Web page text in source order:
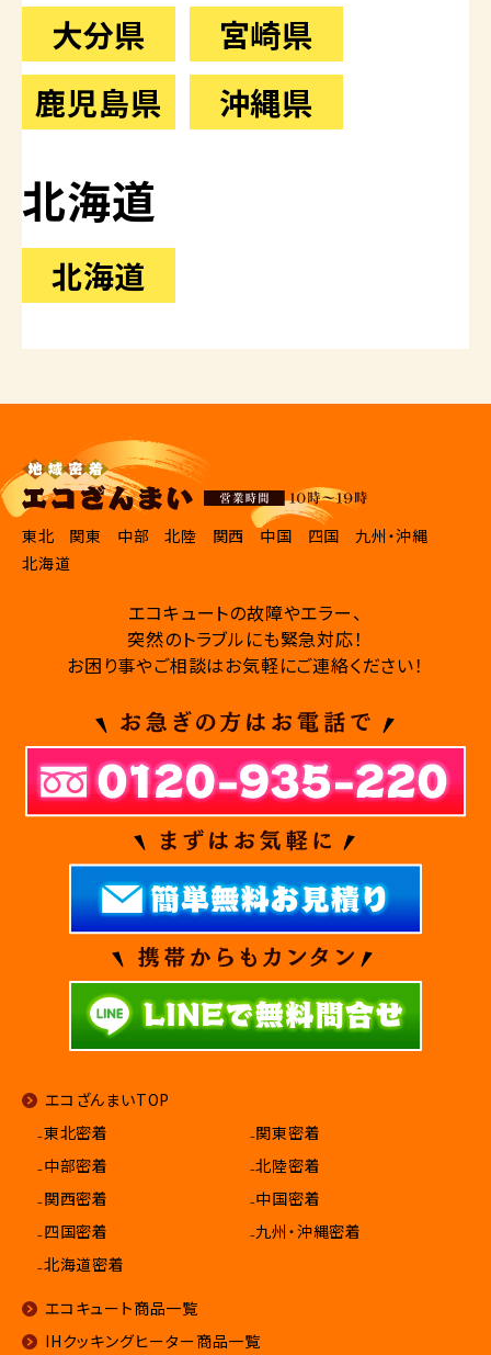
大分県
宮崎県
鹿児島県
沖縄県
北海道
北海道
東北 関東 中部 北陸 関西 中国 四国
九州・沖縄
北海道
エコキュートの故障やエラー、
突然のトラブルにも緊急対応！
お困り事やご相談はお気軽にご連絡ください！
エコざんまいTOP
₋東北密着
₋関東密着
₋中部密着
₋北陸密着
₋関西密着
₋中国密着
₋四国密着
₋九州・沖縄密着
₋北海道密着
エコキュート商品一覧
IHクッキングヒーター商品一覧